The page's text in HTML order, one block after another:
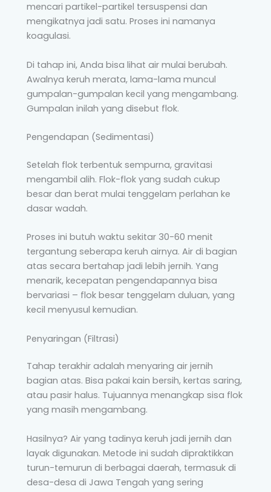
mencari partikel-partikel tersuspensi dan
mengikatnya jadi satu. Proses ini namanya
koagulasi.
Di tahap ini, Anda bisa lihat air mulai berubah.
Awalnya keruh merata, lama-lama muncul
gumpalan-gumpalan kecil yang mengambang.
Gumpalan inilah yang disebut flok.
Pengendapan (Sedimentasi)
Setelah flok terbentuk sempurna, gravitasi
mengambil alih. Flok-flok yang sudah cukup
besar dan berat mulai tenggelam perlahan ke
dasar wadah.
Proses ini butuh waktu sekitar 30-60 menit
tergantung seberapa keruh airnya. Air di bagian
atas secara bertahap jadi lebih jernih. Yang
menarik, kecepatan pengendapannya bisa
bervariasi – flok besar tenggelam duluan, yang
kecil menyusul kemudian.
Penyaringan (Filtrasi)
Tahap terakhir adalah menyaring air jernih
bagian atas. Bisa pakai kain bersih, kertas saring,
atau pasir halus. Tujuannya menangkap sisa flok
yang masih mengambang.
Hasilnya? Air yang tadinya keruh jadi jernih dan
layak digunakan. Metode ini sudah dipraktikkan
turun-temurun di berbagai daerah, termasuk di
desa-desa di Jawa Tengah yang sering